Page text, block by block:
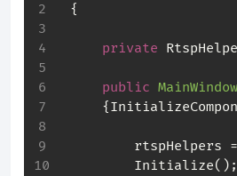
{
private
public MainWindow
         rtspHelpers =